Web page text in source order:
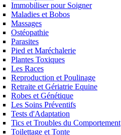
Immobiliser pour Soigner
Maladies et Bobos
Massages
Ostéopathie
Parasites
Pied et Maréchalerie
Plantes Toxiques
Les Races
Reproduction et Poulinage
Retraite et Gériatrie Equine
Robes et Génétique
Les Soins Préventifs
Tests d'Adaptation
Tics et Troubles du Comportement
Toilettage et Tonte